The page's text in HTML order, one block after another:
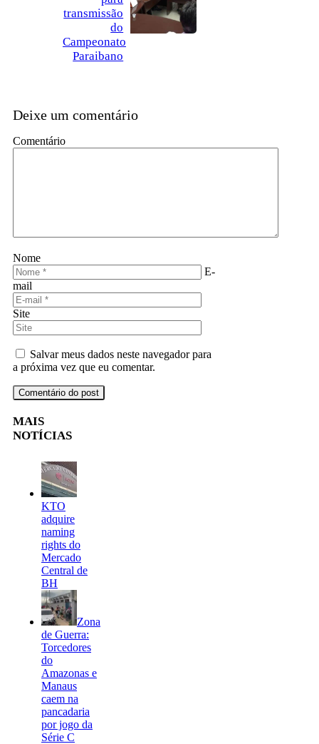
transmissão
do
Campeonato
Paraibano
Deixe um comentário
Comentário
Nome
E-
mail
Site
Salvar meus dados neste navegador para
a próxima vez que eu comentar.
MAIS
NOTÍCIAS
KTO
adquire
naming
rights do
Mercado
Central de
BH
Zona
de Guerra:
Torcedores
do
Amazonas e
Manaus
caem na
pancadaria
por jogo da
Série C